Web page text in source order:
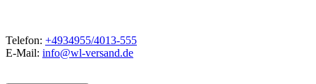
Telefon: +4934955/4013-555
E-Mail: info@wl-versand.de